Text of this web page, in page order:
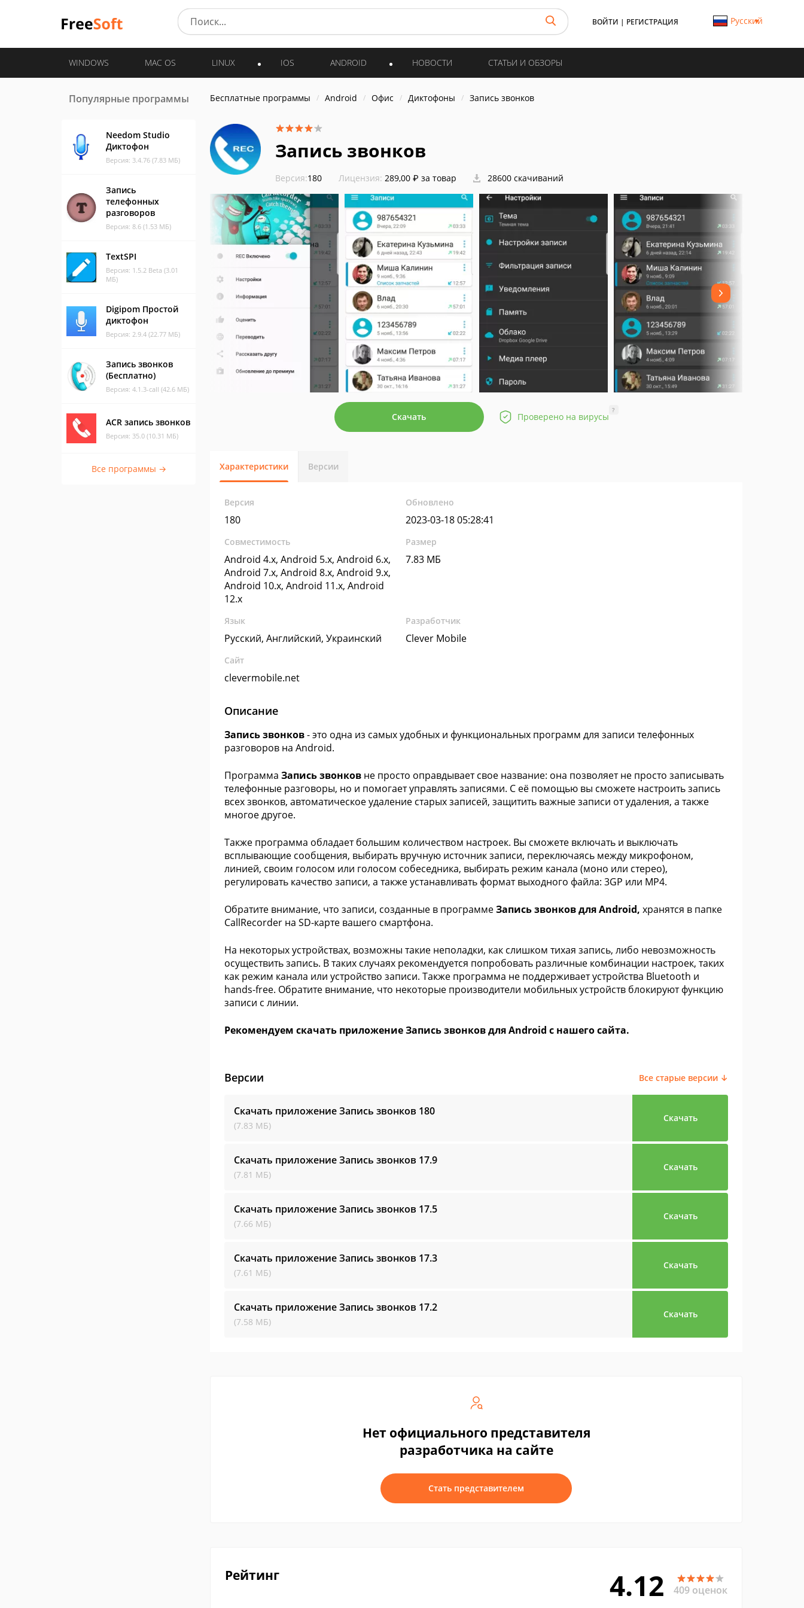
ВОЙТИ | РЕГИСТРАЦИЯ Русский
WINDOWS MAC OS LINUX IOS ANDROID НОВОСТИ СТАТЬИ И ОБЗОРЫ
Популярные программы
Needom Studio
Диктофон
Версия: 3.4.76 (7.83 МБ)
Запись
телефонных
разговоров
Версия: 8.6 (1.53 МБ)
TextSPI
Версия: 1.5.2 Beta (3.01
МБ)
Digipom Простой
диктофон
Версия: 2.9.4 (22.77 МБ)
Запись звонков
(Бесплатно)
Версия: 4.1.3-call (42.6 МБ)
ACR запись звонков
Версия: 35.0 (10.31 МБ)
Все программы →
Бесплатные программы Android Офис Диктофоны Запись звонков
Запись звонков
Версия:180 Лицензия: 289,00 ₽ за товар 28600 скачиваний
Скачать Проверено на вирусы
?
Характеристики Версии
Версия
180
Обновлено
2023-03-18 05:28:41
Совместимость
Android 4.x, Android 5.x, Android 6.x,
Android 7.x, Android 8.x, Android 9.x,
Android 10.x, Android 11.x, Android
12.x
Размер
7.83 МБ
Язык
Русский, Английский, Украинский
Разработчик
Clever Mobile
Сайт
clevermobile.net
Описание
Запись звонков- это одна из самых удобных и функциональных программ для записи телефонных
разговоров на Android.
Программа Запись звонков не просто оправдывает свое название: она позволяет не просто записывать
телефонные разговоры, но и помогает управлять записями. С её помощью вы сможете настроить запись
всех звонков, автоматическое удаление старых записей, защитить важные записи от удаления, а также
многое другое.
Также программа обладает большим количеством настроек. Вы сможете включать и выключать
всплывающие сообщения, выбирать вручную источник записи, переключаясь между микрофоном,
линией, своим голосом или голосом собеседника, выбирать режим канала (моно или стерео),
регулировать качество записи, а также устанавливать формат выходного файла: 3GP или MP4.
Обратите внимание, что записи, созданные в программеЗапись звонков для Android, хранятся в папке
CallRecorder на SD-карте вашего смартфона.
На некоторых устройствах, возможны такие неполадки, как слишком тихая запись, либо невозможность
осуществить запись. В таких случаях рекомендуется попробовать различные комбинации настроек, таких
как режим канала или устройство записи. Также программа не поддерживает устройства Bluetooth и
hands-free. Обратите внимание, что некоторые производители мобильных устройств блокируют функцию
записи с линии.
Рекомендуем скачать приложение Запись звонков для Android с нашего сайта.
Версии Все старые версии ↓
Скачать приложение Запись звонков 180
(7.83 МБ)
Скачать
Скачать приложение Запись звонков 17.9
(7.81 МБ)
Скачать
Скачать приложение Запись звонков 17.5
(7.66 МБ)
Скачать
Скачать приложение Запись звонков 17.3
(7.61 МБ)
Скачать
Скачать приложение Запись звонков 17.2
(7.58 МБ)
Скачать
Нет официального представителя
разработчика на сайте
Стать представителем
Рейтинг 4.12 409 оценок